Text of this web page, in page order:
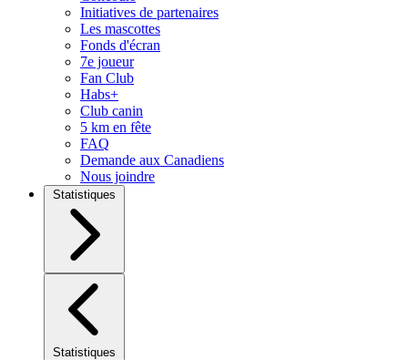
Initiatives de partenaires
Les mascottes
Fonds d'écran
7e joueur
Fan Club
Habs+
Club canin
5 km en fête
FAQ
Demande aux Canadiens
Nous joindre
Statistiques
Statistiques